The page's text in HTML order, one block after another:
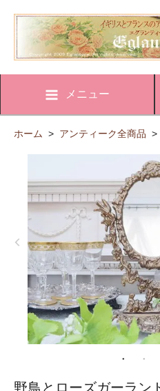
メニュー
ホーム > アンティーク全商品 >
野鳥とローズガーラン